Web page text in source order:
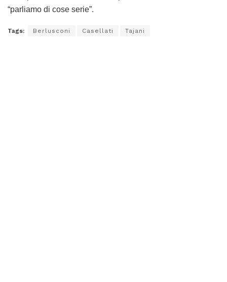
“parliamo di cose serie”.
Tags: Berlusconi Casellati Tajani